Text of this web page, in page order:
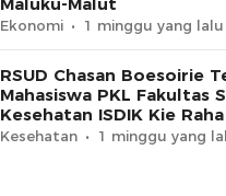
Ekonomi 1 minggu yang lalu
RSUD Chasan Boesoirie
Mahasiswa PKL Fakultas
Kesehatan ISDIK Kie Raha
Kesehatan 1 minggu yang